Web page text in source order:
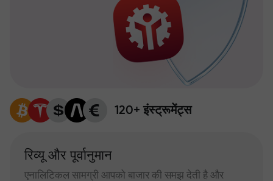
120+ इंस्ट्रूमेंट्स
रिव्यू और पूर्वानुमान
एनालिटिकल सामग्री आपको बाजार की समझ देती है और